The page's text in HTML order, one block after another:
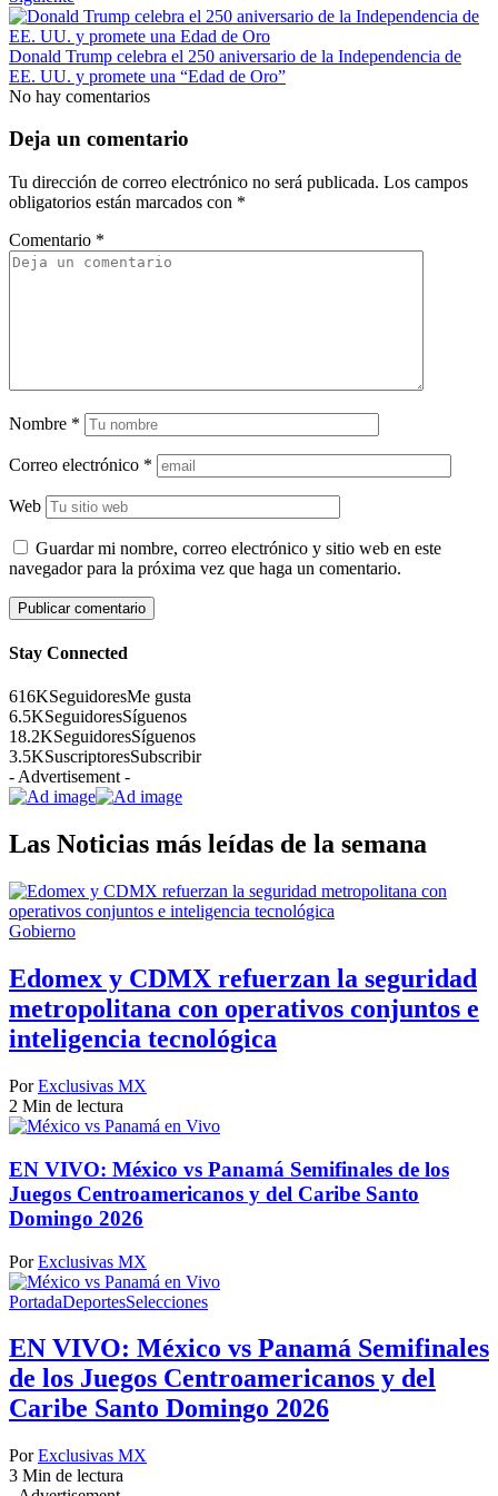
Donald Trump celebra el 250 aniversario de la Independencia de
EE. UU. y promete una “Edad de Oro”
No hay comentarios
Deja un comentario
Tu dirección de correo electrónico no será publicada. Los campos
obligatorios están marcados con *
Comentario *
Nombre *
Correo electrónico *
Web
Guardar mi nombre, correo electrónico y sitio web en este
navegador para la próxima vez que haga un comentario.
Stay Connected
616KSeguidoresMe gusta
6.5KSeguidoresSíguenos
18.2KSeguidoresSíguenos
3.5KSuscriptoresSubscribir
- Advertisement -
Las Noticias más leídas de la semana
Gobierno
Edomex y CDMX refuerzan la seguridad
metropolitana con operativos conjuntos e
inteligencia tecnológica
Por Exclusivas MX
2 Min de lectura
EN VIVO: México vs Panamá Semifinales de los
Juegos Centroamericanos y del Caribe Santo
Domingo 2026
Por Exclusivas MX
PortadaDeportesSelecciones
EN VIVO: México vs Panamá Semifinales
de los Juegos Centroamericanos y del
Caribe Santo Domingo 2026
Por Exclusivas MX
3 Min de lectura